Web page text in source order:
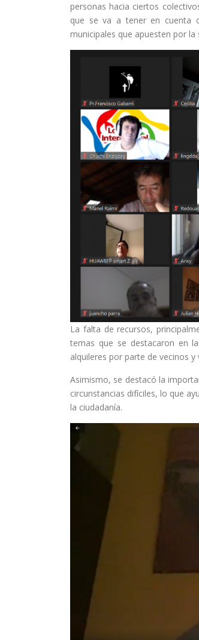
personas hacia ciertos
que se va a tener en cuenta
municipales que apuesten por
La falta de recursos,
temas que se destacaron en
alquileres por parte de vecinos
Asimismo, se destacó la
circunstancias difíciles, lo que
la ciudadanía.